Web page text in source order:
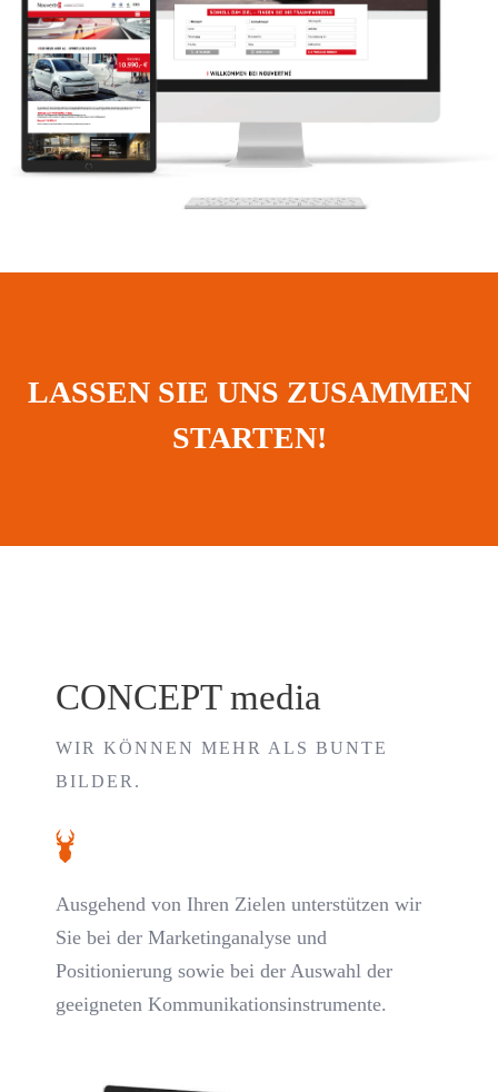
LASSEN SIE UNS ZUSAMMEN
STARTEN!
CONCEPT media
WIR KÖNNEN MEHR ALS BUNTE
BILDER.
Ausgehend von Ihren Zielen unterstützen wir
Sie bei der Marketinganalyse und
Positionierung sowie bei der Auswahl der
geeigneten Kommunikationsinstrumente.